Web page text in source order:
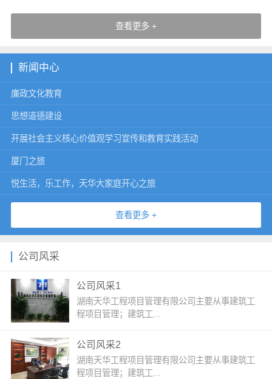
查看更多 +
新闻中心
廉政文化教育
思想道德建设
开展社会主义核心价值观学习宣传和教育实践活动
厦门之旅
悦生活，乐工作，天华大家庭开心之旅
查看更多 +
公司风采
公司风采1
湖南天华工程项目管理有限公司主要从事建筑工
程项目管理；建筑工...
公司风采2
湖南天华工程项目管理有限公司主要从事建筑工
程项目管理；建筑工...